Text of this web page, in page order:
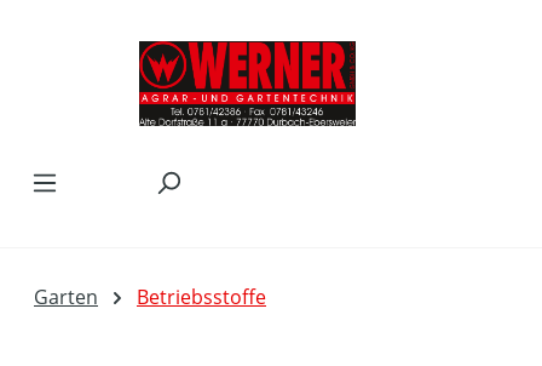
Garten Betriebsstoffe